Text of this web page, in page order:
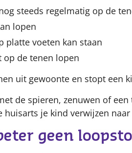
steeds regelmatig op de
lopen
platte voeten kan staan
op de tenen lopen
uit gewoonte en stopt een
de spieren, zenuwen of
je kind verwijzen
geen